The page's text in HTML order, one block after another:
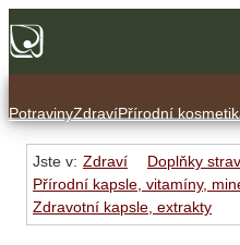
PotravinyZdravíPřírodní
Jste v: Zdraví
Doplňky
Přírodní kapsle, vitamíny,
Zdravotní kapsle, extrakty